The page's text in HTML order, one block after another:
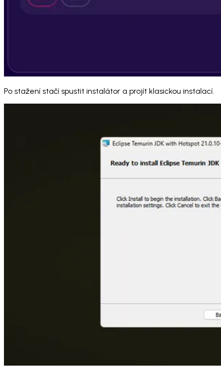
Po stažení stačí spustit instalátor a projít klasickou instalací.